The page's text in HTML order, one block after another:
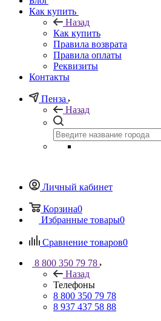
Как купить
Назад
Как купить
Правила возврата
Правила оплаты
Реквизиты
Контакты
Пенза
Назад
Личный кабинет
Корзина0
Избранные товары0
Сравнение товаров0
8 800 350 79 78
Назад
Телефоны
8 800 350 79 78
8 937 437 58 88